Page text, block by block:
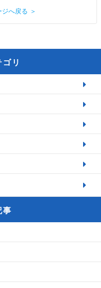
へ戻る ＞
リ
事